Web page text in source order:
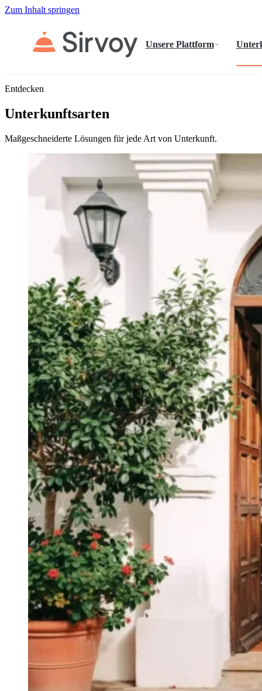
Zum Inhalt springen
Unsere Plattform
Entdecken
Unterkunftsarten
Maßgeschneiderte Lösungen für jede Art von Unterkunft.